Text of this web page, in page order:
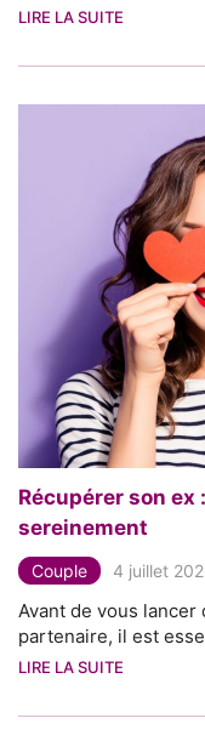
LIRE LA SUITE
Récupérer son
sereinement
Couple 4 juillet
Avant de vous
partenaire, il est
LIRE LA SUITE